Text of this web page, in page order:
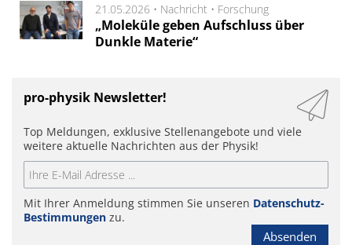
21.05.2026 • Nachricht • Forschung
„Moleküle geben Aufschluss über
Dunkle Materie“
pro-physik Newsletter!
Top Meldungen, exklusive Stellenangebote und viele
weitere aktuelle Nachrichten aus der Physik!
Mit Ihrer Anmeldung stimmen Sie unseren Datenschutz-
Bestimmungen zu.
Absenden